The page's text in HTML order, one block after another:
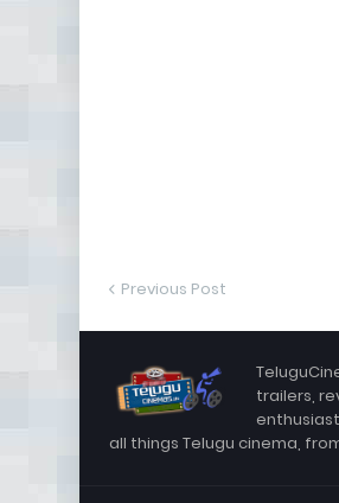
Previous Post
trailers,
all things Telugu cinema,